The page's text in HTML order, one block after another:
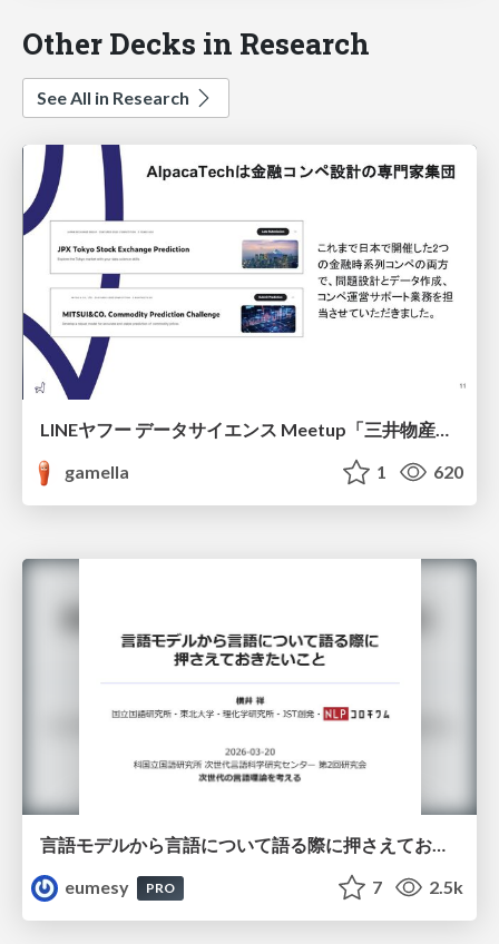
Other Decks in Research
See All in Research
LINEヤフー データサイエンス Meetup「三井物産コモディティ予測チャレンジ」の舞台裏-AlpacaTechパート
gamella
1 620
eumesy
PRO 7 2.5k